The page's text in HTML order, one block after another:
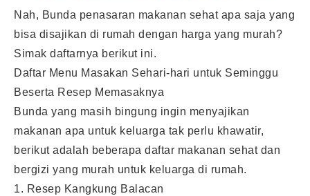
Nah, Bunda penasaran makanan sehat apa saja yang
bisa disajikan di rumah dengan harga yang murah?
Simak daftarnya berikut ini.
Daftar Menu Masakan Sehari-hari untuk Seminggu
Beserta Resep Memasaknya
Bunda yang masih bingung ingin menyajikan
makanan apa untuk keluarga tak perlu khawatir,
berikut adalah beberapa daftar makanan sehat dan
bergizi yang murah untuk keluarga di rumah.
1. Resep Kangkung Balacan